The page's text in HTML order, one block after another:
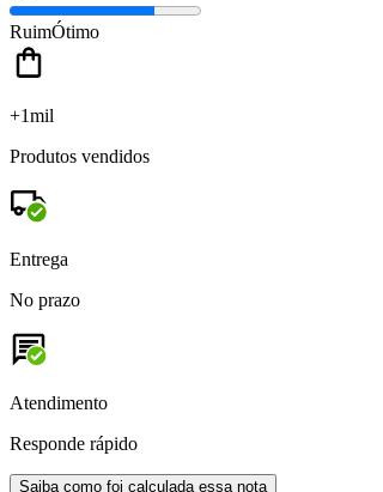
RuimÓtimo
+1mil
Produtos vendidos
Entrega
No prazo
Atendimento
Responde rápido
Saiba como foi calculada essa nota